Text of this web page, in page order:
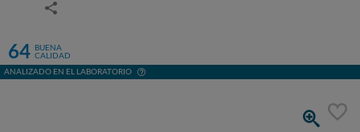
64 BUENA
CALIDAD
ANALIZADO EN EL LABORATORIO